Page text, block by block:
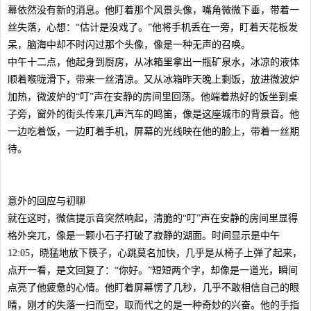
幕依然没有新的消息。他盯着那个风景头像，嘴角微微下垂，带着一
丝失落，心想：“估计是没戏了。”他将手机丢在一旁，盯着天花板发
呆，脑海中却不时闪过那个头像，像是一种无声的召唤。
中午十二点，他起身到厨房，从冰箱里拿出一瓶矿泉水，冰凉的液体
顺着喉咙滑下，带来一丝清凉。又从冰箱昨天晚上剩饭，放进微波炉
加热，微波炉的“叮”声在安静的房间里回荡。他端着热好的饭坐到桌
子旁，窗外的街头传来几声汽车的鸣笛，像是这座城市的背景音。他
一边吃着饭，一边盯着手机，屏幕的光线映在他的脸上，带着一丝期
待。
意外的回应与初聊
就在这时，微信提示音突然响起，清脆的“叮”声在安静的房间里显得
格外突兀，像是一颗小石子打破了寂静的湖面。时间显示是中午
12:05，晓猛地放下筷子，心跳莫名加快，几乎是从椅子上弹了起来，
点开一看，是文回复了：“你好。”短短两个字，却像是一道光，瞬间
点亮了他疲惫的心情。他盯着屏幕愣了几秒，几乎不敢相信自己的眼
睛，刚才的失落一扫而空，取而代之的是一种奇妙的兴奋。他的手指